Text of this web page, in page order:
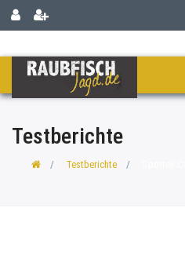
Testberichte
Testberichte